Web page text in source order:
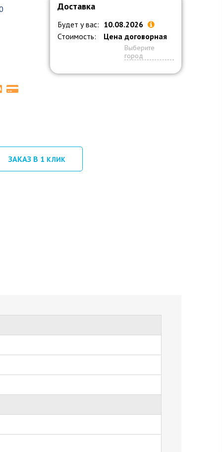
Доставка
Будет у вас: 10.08.2026
Стоимость:
Цена договорная
Выберите
город
ЗАКАЗ В 1 КЛИК